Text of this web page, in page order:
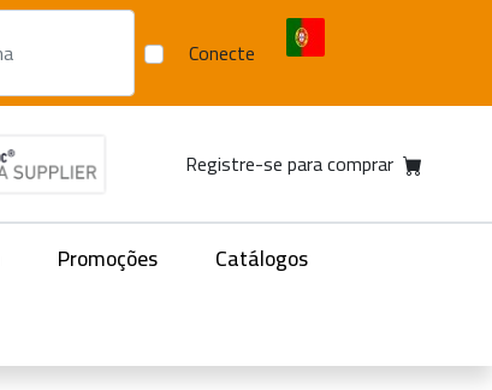
Conecte
Registre-se para comprar
Promoções
Catálogos